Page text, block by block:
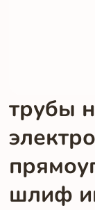
трубы
шлиф